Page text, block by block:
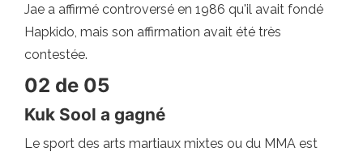
Jae a affirmé controversé en 1986 qu'il avait fondé
Hapkido, mais son affirmation avait été très
contestée.
02 de 05
Kuk Sool a gagné
Le sport des arts martiaux mixtes ou du MMA est